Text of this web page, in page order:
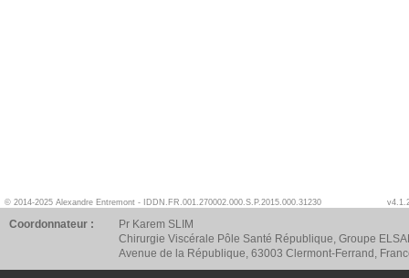
© 2014-2025 Alexandre Entremont - IDDN.FR.001.270002.000.S.P.2015.000.31230
Coordonnateur :
Pr Karem SLIM
Chirurgie Viscérale Pôle Santé République, Groupe
Avenue de la République, 63003 Clermont-Ferrand,